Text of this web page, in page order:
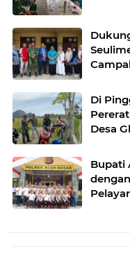
Di
Desa
Bupati